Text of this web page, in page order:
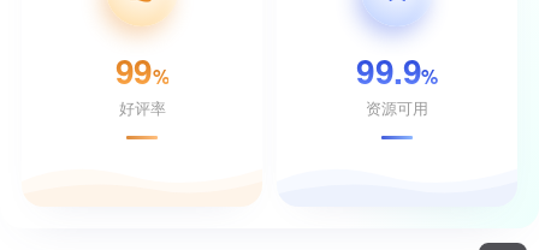
99%
好评率
99.9%
资源可用